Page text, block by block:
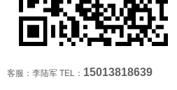
客服：李陆军 TEL： 15013818639